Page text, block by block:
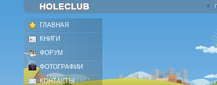
ГЛАВНАЯ
КНИГИ
ФОРУМ
ФОТОГРАФИИ
КОНТАКТЫ